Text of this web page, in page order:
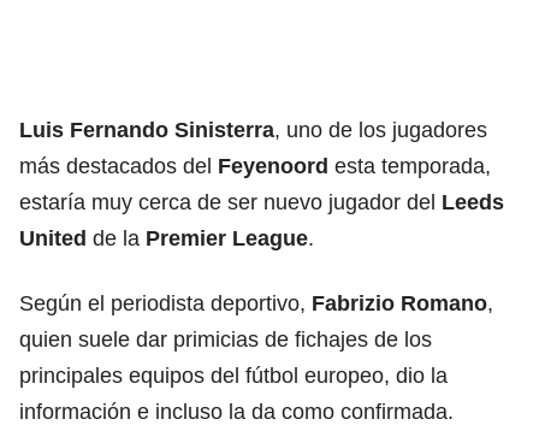
Luis Fernando Sinisterra, uno de los jugadores
más destacados del Feyenoord esta temporada,
estaría muy cerca de ser nuevo jugador del Leeds
United de la Premier League.
Según el periodista deportivo, Fabrizio Romano,
quien suele dar primicias de fichajes de los
principales equipos del fútbol europeo, dio la
información e incluso la da como confirmada.